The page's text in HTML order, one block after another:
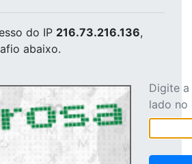
do IP 216.73.216.136,
abaixo.
Digite
lado no